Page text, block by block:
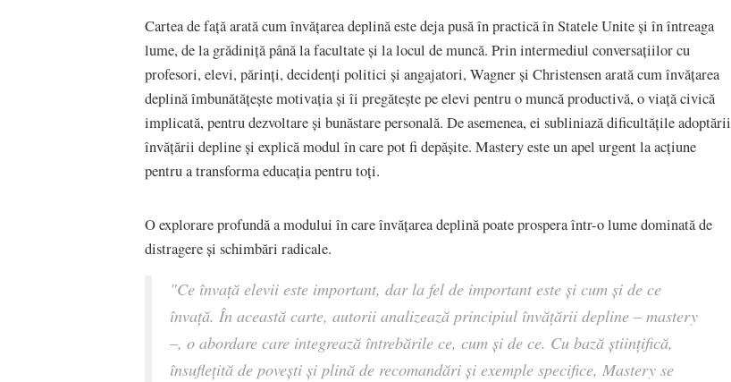
Cartea de față arată cum învățarea deplină este deja pusă în practică în Statele Unite și în întreaga
lume, de la grădiniță până la facultate și la locul de muncă. Prin intermediul conversațiilor cu
profesori, elevi, părinți, decidenți politici și angajatori, Wagner și Christensen arată cum învățarea
deplină îmbunătățește motivația și îi pregătește pe elevi pentru o muncă productivă, o viață civică
implicată, pentru dezvoltare și bunăstare personală. De asemenea, ei subliniază dificultățile adoptării
învățării depline și explică modul în care pot fi depășite. Mastery este un apel urgent la acțiune
pentru a transforma educația pentru toți.
O explorare profundă a modului în care învățarea deplină poate prospera într-o lume dominată de
distragere și schimbări radicale.
"Ce învață elevii este important, dar la fel de important este și cum și de ce
învață. În această carte, autorii analizează principiul învățării depline – mastery
–, o abordare care integrează întrebările ce, cum și de ce. Cu bază științifică,
însuflețită de povești și plină de recomandări și exemple specifice, Mastery se